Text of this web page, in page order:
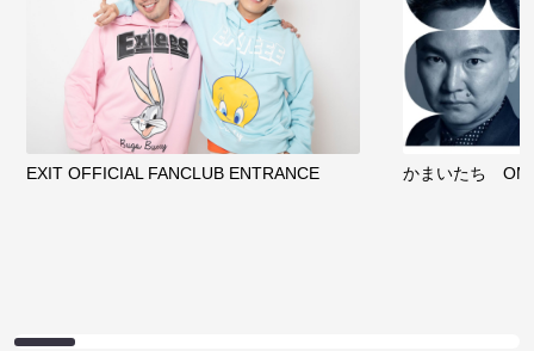
EXIT OFFICIAL FANCLUB ENTRANCE かまいたち